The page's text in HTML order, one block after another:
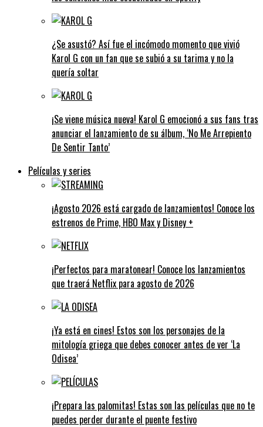
¿Se asustó? Así fue el incómodo momento que vivió
Karol G con un fan que se subió a su tarima y no la
quería soltar
¡Se viene música nueva! Karol G emocionó a sus fans tras
anunciar el lanzamiento de su álbum, ‘No Me Arrepiento
De Sentir Tanto’
Películas y series
¡Agosto 2026 está cargado de lanzamientos! Conoce los
estrenos de Prime, HBO Max y Disney +
¡Perfectos para maratonear! Conoce los lanzamientos
que traerá Netflix para agosto de 2026
¡Ya está en cines! Estos son los personajes de la
mitología griega que debes conocer antes de ver ‘La
Odisea’
¡Prepara las palomitas! Estas son las películas que no te
puedes perder durante el puente festivo